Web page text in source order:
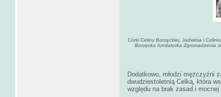
Córki Celiny Borzęckiej, Jadwinia i
Borzęcka fundatorka Zgromadzenia
Dodatkowo, młodzi mężczyźni
dwudziestoletnią Celką, która
względu na brak zasad i mocnej